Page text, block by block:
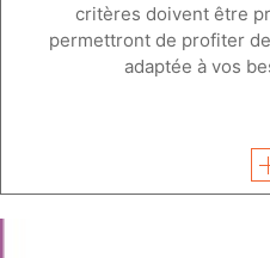
critères doivent être
permettront de profiter
adaptée à vos